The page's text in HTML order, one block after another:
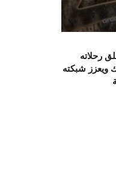
رحلاته
ويعزز شبكته